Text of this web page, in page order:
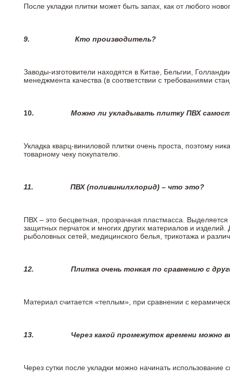
После укладки плитки может быть запах, как от любого
9. Кто производитель?
Заводы-изготовители находятся в Китае, Бельгии,
менеджмента качества (в соответствии с требованиями
10. Можно ли укладывать плитку ПВХ
Укладка кварц-виниловой плитки очень проста, поэтому
товарному чеку покупателю.
11. ПВХ (поливинилхлорид) – что это?
ПВХ – это бесцветная, прозрачная пластмасса.
защитных перчаток и многих других материалов и
рыболовных сетей, медицинского белья, трикотажа и
12. Плитка очень тонкая по сравнению с
Материал считается «теплым», при сравнении с
13. Через какой промежуток времени можно
Через сутки после укладки можно начинать